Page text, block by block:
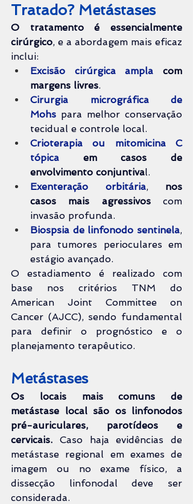
Tratado? Metástases
O tratamento é essencialmente
cirúrgico, e a abordagem mais eficaz
inclui:
Excisão cirúrgica ampla
com
margens livres.
Cirurgia micrográfica de
Mohs para melhor conservação
tecidual e controle local.
Crioterapia ou mitomicina C
tópica
em casos de
envolvimento conjuntival.
Exenteração orbitária, nos
casos mais agressivos com
invasão profunda.
Biospsia de linfonodo sentinela,
para tumores perioculares em
estágio avançado.
O estadiamento é realizado com
base nos critérios TNM do
American Joint Committee on
Cancer (AJCC), sendo fundamental
para definir o prognóstico e o
planejamento terapêutico.
Metástases
Os locais mais comuns de
metástase local são os linfonodos
pré-auriculares, parotídeos e
cervicais. Caso haja evidências de
metástase regional em exames de
imagem ou no exame físico, a
dissecção linfonodal deve ser
considerada.